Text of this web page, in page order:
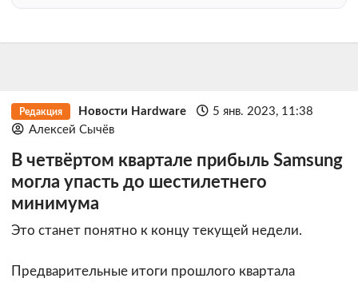
Редакция Новости Hardware
5 янв. 2023, 11:38
Алексей Сычёв
В четвёртом квартале прибыль Samsung
могла упасть до шестилетнего
минимума
Это станет понятно к концу текущей недели.
Предварительные итоги прошлого квартала